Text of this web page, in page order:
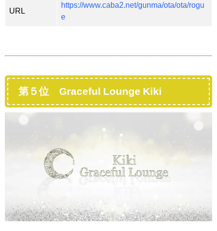
URL
https://www.caba2.net/gunma/ota/ota/rogu
e
第５位 Graceful Lounge Kiki